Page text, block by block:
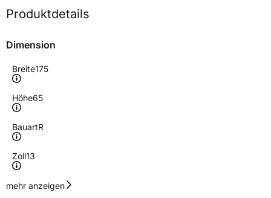
Produktdetails
Dimension
Breite175
Höhe65
BauartR
Zoll13
Geschwindigkeitsindex
mehr anzeigen